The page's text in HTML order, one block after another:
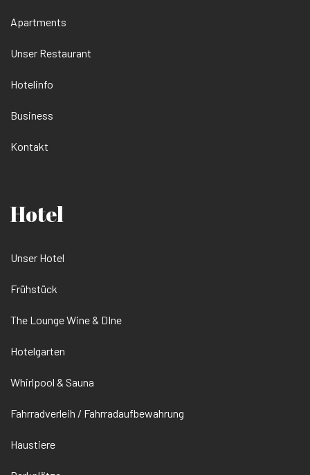
Apartments
Unser Restaurant
Hotelinfo
Business
Kontakt
Hotel
Unser Hotel
Frühstück
The Lounge Wine & DIne
Hotelgarten
Whirlpool & Sauna
Fahrradverleih / Fahrradaufbewahrung
Haustiere